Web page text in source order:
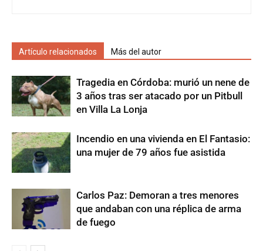
Artículo relacionados Más del autor
Tragedia en Córdoba: murió un nene de
3 años tras ser atacado por un Pitbull
en Villa La Lonja
Incendio en una vivienda en El Fantasio:
una mujer de 79 años fue asistida
Carlos Paz: Demoran a tres menores
que andaban con una réplica de arma
de fuego